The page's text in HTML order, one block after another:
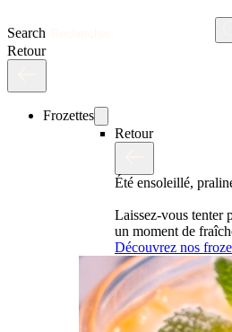
Search
Retour
Frozettes
Retour
Été ensoleillé,
Laissez-vous tenter
un moment de
Découvrez nos